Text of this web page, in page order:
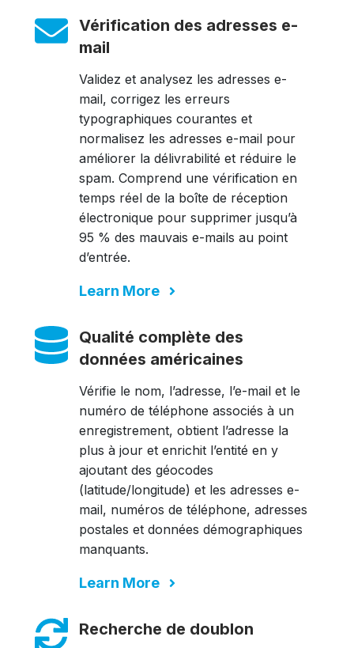
Vérification des adresses e-
mail
Validez et analysez les adresses e-
mail, corrigez les erreurs
typographiques courantes et
normalisez les adresses e-mail pour
améliorer la délivrabilité et réduire le
spam. Comprend une vérification en
temps réel de la boîte de réception
électronique pour supprimer jusqu’à
95 % des mauvais e-mails au point
d’entrée.
Learn More
Qualité complète des
données américaines
Vérifie le nom, l’adresse, l’e-mail et le
numéro de téléphone associés à un
enregistrement, obtient l’adresse la
plus à jour et enrichit l’entité en y
ajoutant des géocodes
(latitude/longitude) et les adresses e-
mail, numéros de téléphone, adresses
postales et données démographiques
manquants.
Learn More
Recherche de doublon